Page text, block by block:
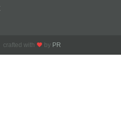
crafted with by PR